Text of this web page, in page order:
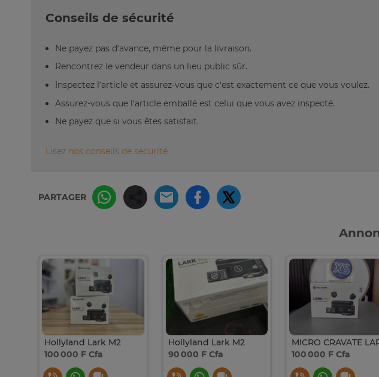
Conseils de sécurité
Ne payez pas d’avance, même pour la livraison.
Rencontrez le vendeur dans un lieu public sûr.
Inspectez l’article et assurez-vous que c’est exactement ce que vous voulez.
Assurez-vous que l’article emballé est celui que vous avez inspecté.
Ne payez que si vous êtes satisfait.
Lisez nos conseils de sécurité
PARTAGER
Hollyland Lark M2
100 000 F Cfa
Hollyland Lark M2
90 000 F Cfa
100 000 F Cfa